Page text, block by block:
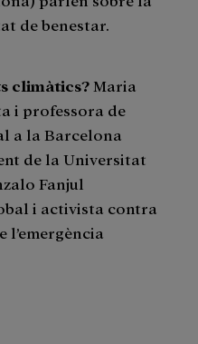
de benestar.
climàtics? Maria
i professora de
a la Barcelona
de la Universitat
Fanjul
i activista contra
l’emergència